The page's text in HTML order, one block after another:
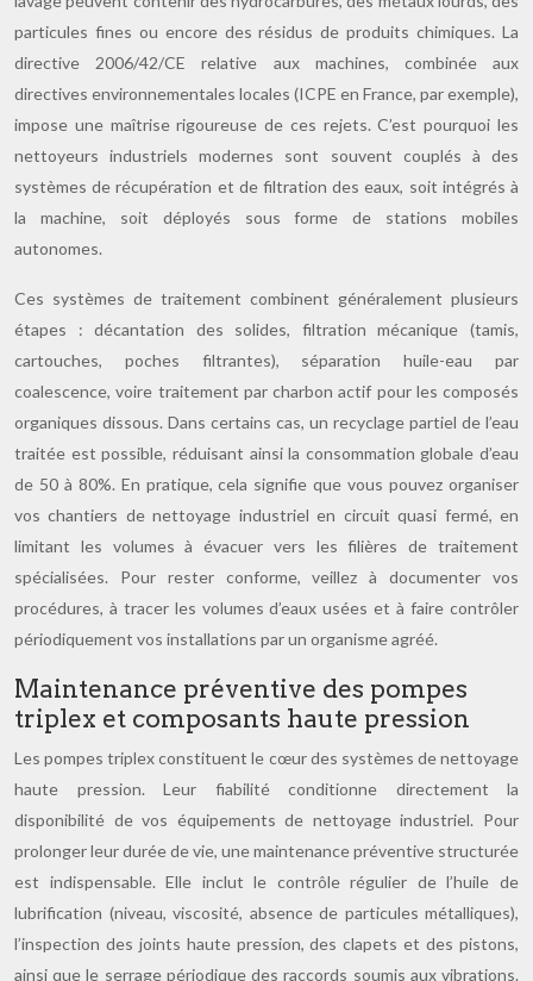
particules fines ou encore des résidus de produits chimiques. La
directive 2006/42/CE relative aux machines, combinée aux
directives environnementales locales (ICPE en France, par exemple),
impose une maîtrise rigoureuse de ces rejets. C’est pourquoi les
nettoyeurs industriels modernes sont souvent couplés à des
systèmes de récupération et de filtration des eaux, soit intégrés à
la machine, soit déployés sous forme de stations mobiles
autonomes.
Ces systèmes de traitement combinent généralement plusieurs
étapes : décantation des solides, filtration mécanique (tamis,
cartouches, poches filtrantes), séparation huile-eau par
coalescence, voire traitement par charbon actif pour les composés
organiques dissous. Dans certains cas, un recyclage partiel de l’eau
traitée est possible, réduisant ainsi la consommation globale d’eau
de 50 à 80%. En pratique, cela signifie que vous pouvez organiser
vos chantiers de nettoyage industriel en circuit quasi fermé, en
limitant les volumes à évacuer vers les filières de traitement
spécialisées. Pour rester conforme, veillez à documenter vos
procédures, à tracer les volumes d’eaux usées et à faire contrôler
périodiquement vos installations par un organisme agréé.
Maintenance préventive des pompes
triplex et composants haute pression
Les pompes triplex constituent le cœur des systèmes de nettoyage
haute pression. Leur fiabilité conditionne directement la
disponibilité de vos équipements de nettoyage industriel. Pour
prolonger leur durée de vie, une maintenance préventive structurée
est indispensable. Elle inclut le contrôle régulier de l’huile de
lubrification (niveau, viscosité, absence de particules métalliques),
l’inspection des joints haute pression, des clapets et des pistons,
ainsi que le serrage périodique des raccords soumis aux vibrations.